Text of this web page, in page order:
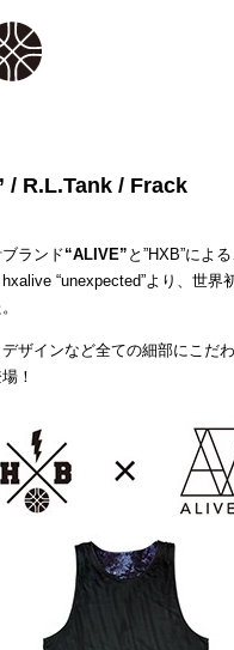
/ R.L.Tank / Frack
ランド“ALIVE” と”HXB”によ
“unexpected”より、世界
ザインなど全ての細部にこだ
！